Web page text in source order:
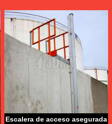
Escalera de acceso asegurada